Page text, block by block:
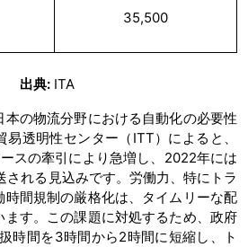
35,500
出典:ITA
本の物流分野における自動化の必要性
易透明性センター（ITT）によると、
スの牽引により急増し、2022年には
される見込みです。労働力、特にトラ
時間規制の厳格化は、タイムリーな配
す。この課題に対処するため、政府
時間を3時間から2時間に短縮し、ト